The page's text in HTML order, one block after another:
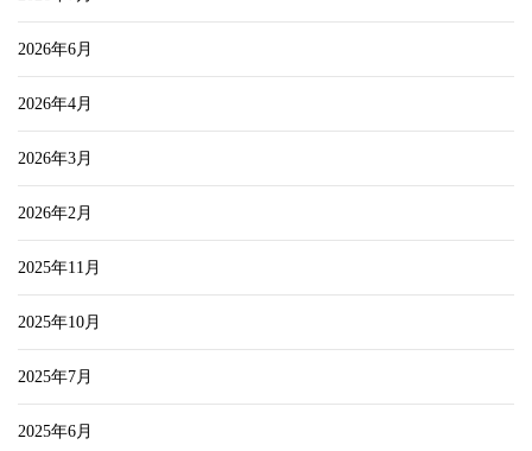
2026年6月
2026年4月
2026年3月
2026年2月
2025年11月
2025年10月
2025年7月
2025年6月